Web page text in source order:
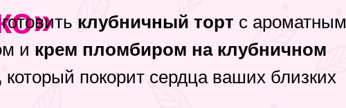
клубничный торт с ароматным
и крем пломбиром на клубничном
который покорит сердца ваших близких